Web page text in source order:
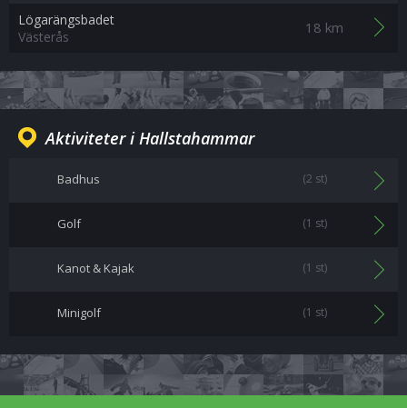
Lögarängsbadet
Västerås
18 km
Aktiviteter i Hallstahammar
Badhus (2 st)
Golf (1 st)
Kanot & Kajak (1 st)
Minigolf (1 st)